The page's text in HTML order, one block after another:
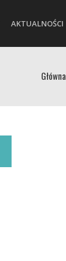
AKTUALNOŚCI
Główna